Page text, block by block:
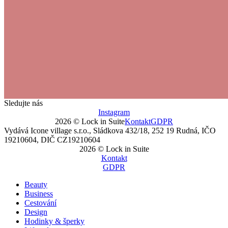
Sledujte nás
Instagram
2026 © Lock in SuiteKontaktGDPR
Vydává Icone village s.r.o., Sládkova 432/18, 252 19 Rudná, IČO
19210604, DIČ CZ19210604
2026 © Lock in Suite
Kontakt
GDPR
Beauty
Business
Cestování
Design
Hodinky & šperky